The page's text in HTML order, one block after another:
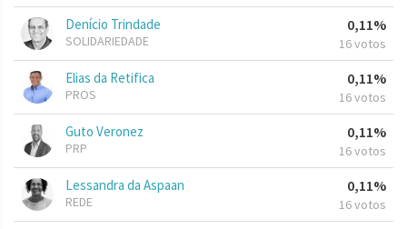
Denício Trindade
SOLIDARIEDADE
0,11%
16 votos
Elias da Retifica
PROS
0,11%
16 votos
Guto Veronez
PRP
0,11%
16 votos
Lessandra da Aspaan
REDE
0,11%
16 votos